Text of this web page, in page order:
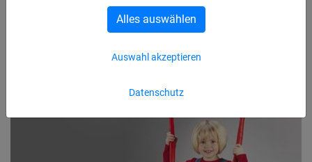
Datenschutz
Auswahl akzeptieren
Alles auswählen